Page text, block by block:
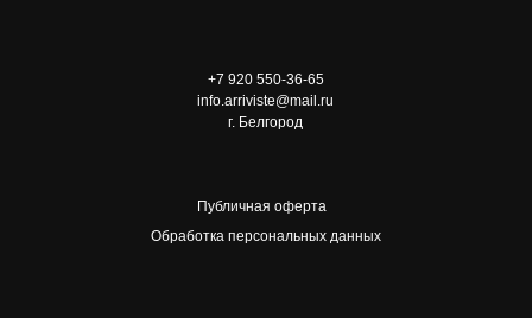
+7 920 550-36-65
info.arriviste@mail.ru
г. Белгород
Публичная оферта
Обработка персональных данных